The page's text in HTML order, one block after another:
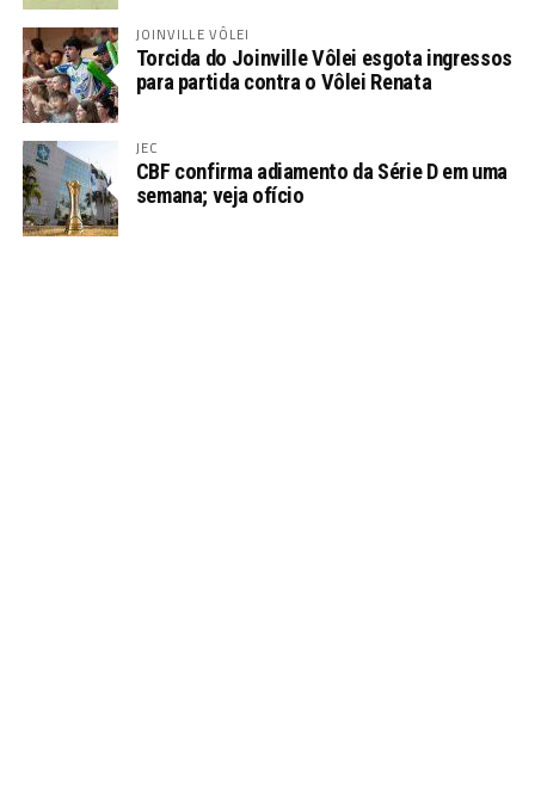
JOINVILLE VÔLEI
Torcida do Joinville Vôlei esgota ingressos
para partida contra o Vôlei Renata
JEC
CBF confirma adiamento da Série D em uma
semana; veja ofício